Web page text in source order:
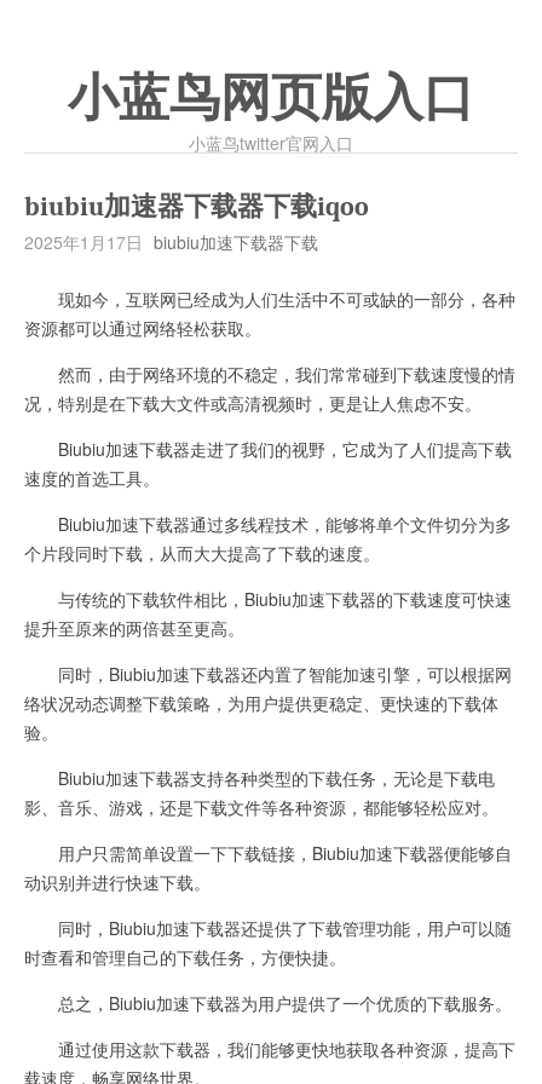
小蓝鸟网页版入口
小蓝鸟twitter官网入口
biubiu加速器下载器下载iqoo
2025年1月17日 biubiu加速下载器下载
现如今，互联网已经成为人们生活中不可或缺的一部分，各种
资源都可以通过网络轻松获取。
然而，由于网络环境的不稳定，我们常常碰到下载速度慢的情
况，特别是在下载大文件或高清视频时，更是让人焦虑不安。
Biubiu加速下载器走进了我们的视野，它成为了人们提高下载
速度的首选工具。
Biubiu加速下载器通过多线程技术，能够将单个文件切分为多
个片段同时下载，从而大大提高了下载的速度。
与传统的下载软件相比，Biubiu加速下载器的下载速度可快速
提升至原来的两倍甚至更高。
同时，Biubiu加速下载器还内置了智能加速引擎，可以根据网
络状况动态调整下载策略，为用户提供更稳定、更快速的下载体
验。
Biubiu加速下载器支持各种类型的下载任务，无论是下载电
影、音乐、游戏，还是下载文件等各种资源，都能够轻松应对。
用户只需简单设置一下下载链接，Biubiu加速下载器便能够自
动识别并进行快速下载。
同时，Biubiu加速下载器还提供了下载管理功能，用户可以随
时查看和管理自己的下载任务，方便快捷。
总之，Biubiu加速下载器为用户提供了一个优质的下载服务。
通过使用这款下载器，我们能够更快地获取各种资源，提高下
载速度，畅享网络世界。